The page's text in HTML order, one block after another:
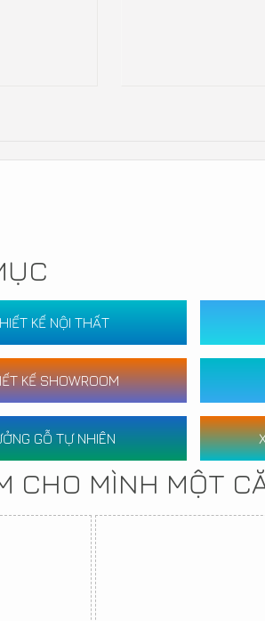
KẾ NỘI THẤT
KẾ SHOWROOM
GỖ TỰ NHIÊN
CHO MÌNH MỘT